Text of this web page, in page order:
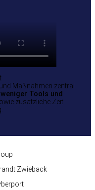
Maßnahmen zentral
weniger Tools und
zusätzliche Zeit